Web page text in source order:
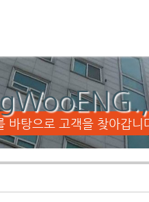
바탕으로 고객을 찾아갑니